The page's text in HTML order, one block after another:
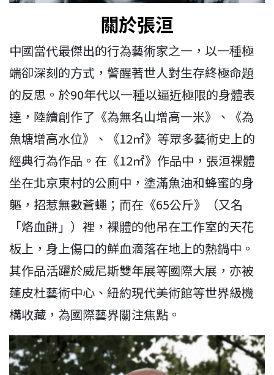
關於張洹
中國當代最傑出的行為藝術家之一，以一種極
端卻深刻的方式，警醒著世人對生存終極命題
的反思。於90年代以一種以逼近極限的身體表
達，陸續創作了《為無名山增高一米》、《為
魚塘增高水位》、《12㎡》等眾多藝術史上的
經典行為作品。在《12㎡》作品中，張洹裸體
坐在北京東村的公廁中，塗滿魚油和蜂蜜的身
軀，招惹無數蒼蠅；而在《65公斤》（又名
「烙血餅」）裡，裸體的他吊在工作室的天花
板上，身上傷口的鮮血滴落在地上的熱鍋中。
其作品活躍於威尼斯雙年展等國際大展，亦被
蓬皮杜藝術中心、紐約現代美術館等世界級機
構收藏，為國際藝界關注焦點。